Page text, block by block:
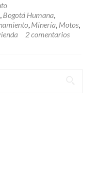
, Bogotá Humana,
, Minería, Motos,
2 comentarios